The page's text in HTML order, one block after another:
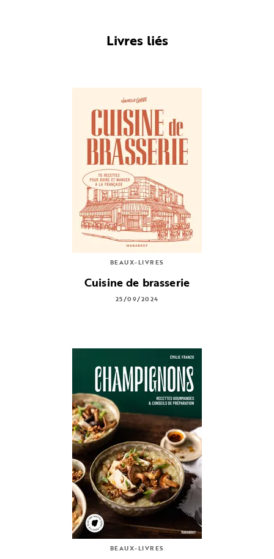
Livres liés
BEAUX-LIVRES
Cuisine de brasserie
25/09/2024
BEAUX-LIVRES